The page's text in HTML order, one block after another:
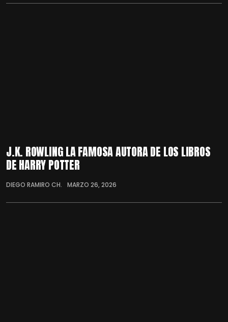
J.K. ROWLING LA FAMOSA AUTORA DE LOS LIBROS
DE HARRY POTTER
DIEGO RAMIRO CH. MARZO 26, 2026